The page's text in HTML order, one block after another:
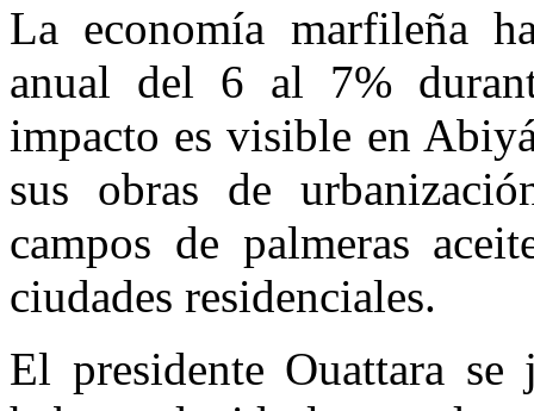
La economía marfileña
anual del 6 al 7%
impacto es visible en
sus obras de
campos de palmeras
ciudades residenciales.
El presidente Ouattara